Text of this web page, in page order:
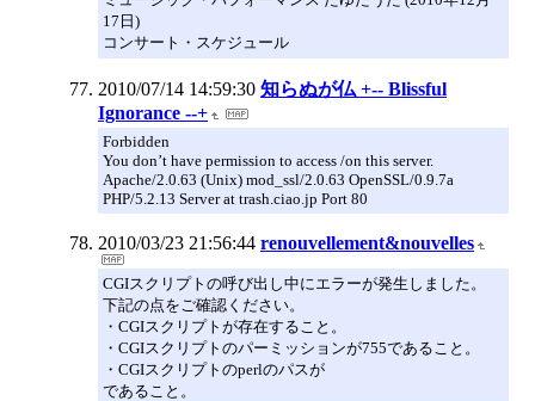
17日)
コンサート・スケジュール
2010/07/14 14:59:30 知らぬが仏 +-- Blissful
Ignorance --+
Forbidden
You don’t have permission to access /on this server.
Apache/2.0.63 (Unix) mod_ssl/2.0.63 OpenSSL/0.9.7a
PHP/5.2.13 Server at trash.ciao.jp Port 80
2010/03/23 21:56:44 renouvellement&nouvelles
CGIスクリプトの呼び出し中にエラーが発生しました。
下記の点をご確認ください。
・CGIスクリプトが存在すること。
・CGIスクリプトのパーミッションが755であること。
・CGIスクリプトのperlのパスが
であること。